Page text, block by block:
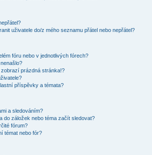
uživatele do/z mého seznamu přátel nebo nepřátel?
fóru nebo v jednotlivých fórech?
prázdná stránka!?
příspěvky a témata?
a sledováním?
do záložek nebo téma začít sledovat?
fórum?
témat nebo fór?